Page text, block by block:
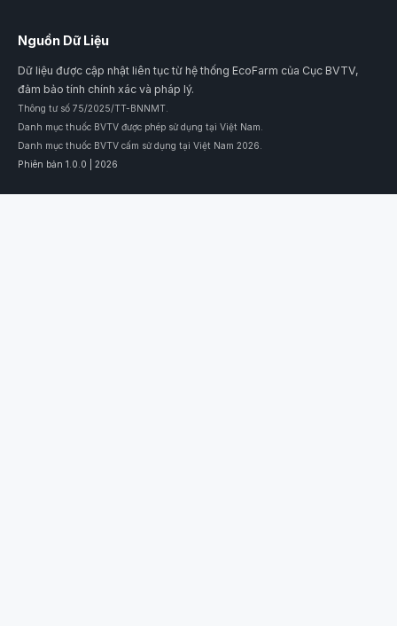
Nguồn Dữ Liệu
Dữ liệu được cập nhật liên tục từ hệ thống EcoFarm của Cục BVTV,
đảm bảo tính chính xác và pháp lý.
Thông tư số 75/2025/TT-BNNMT.
Danh mục thuốc BVTV được phép sử dụng tại Việt Nam.
Danh mục thuốc BVTV cấm sử dụng tại Việt Nam 2026.
Phiên bản 1.0.0 | 2026